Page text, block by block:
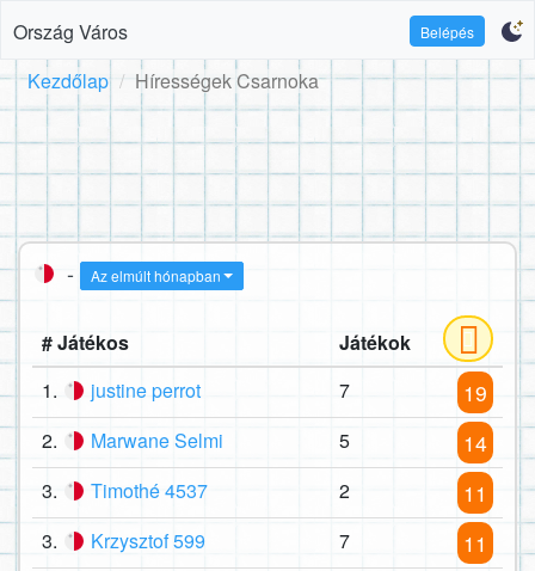
Ország Város Belépés
Kezdőlap Hírességek Csarnoka
- Az elmúlt hónapban
# Játékos
Játékok
1.
justine perrot 7 19
2. Marwane Selmi 5 14
3. Timothé 4537 2 11
3. Krzysztof 599 7 11